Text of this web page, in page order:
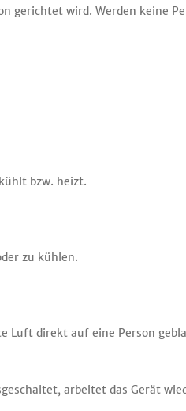
gerichtet wird. Werden keine
bzw. heizt.
zu kühlen.
Luft direkt auf eine Person
arbeitet das Gerät